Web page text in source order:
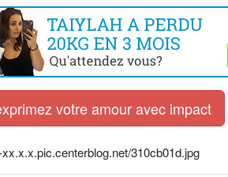
votre amour avec impact
310cb01d.jpg